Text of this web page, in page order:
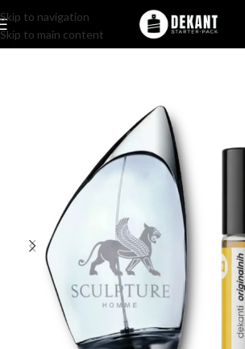
Skip to navigation
Skip to main content
Home/Pakovanje/ Komercijalno